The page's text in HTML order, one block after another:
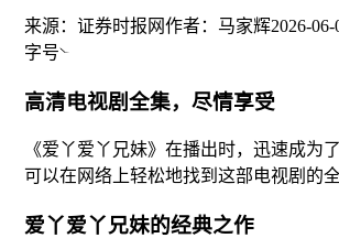
来源： 证券时报网作者： 马家辉2026-
字号
高清电视剧全集，尽情享受
《爱丫爱丫兄妹》在播出时，迅速成
可以在网络上轻松地找到这部电视剧的
爱丫爱丫兄妹的经典之作